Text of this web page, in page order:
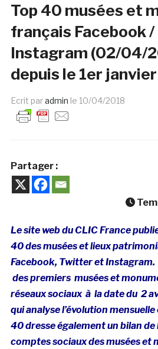
Top 40 musées et
français Facebook
Instagram (02/04/
depuis le 1er
Ecrit paradmin le 10/04/2018
Partager :
Le site web du CLIC France
40 des musées et lieux
Facebook, Twitter et Instagram.
des premiers musées et
réseaux sociaux à la date du 2
qui analyse l’évolution
40 dresse également un bilan de
comptes sociaux des musées et